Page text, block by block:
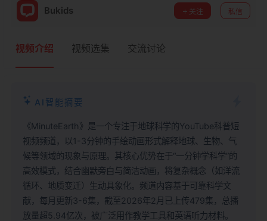
Bukids 关注 私信
视频介绍 视频选集 交流讨论
AI智能摘要
《MinuteEarth》是一个专注于地球科学的YouTube科普短
视频频道，以1-3分钟的手绘动画形式解释地球、生物、气
候等领域的现象与原理。其核心优势在于“一分钟学科学”的
高效模式，结合幽默旁白与简洁动画，将复杂概念（如洋流
循环、地质变迁）生动具象化。频道内容基于可靠科学文
献，每月更新3-6集，截至2026年2月已上传479集，总播
放量超5.94亿次，被广泛用作教学工具和英语听力材料。